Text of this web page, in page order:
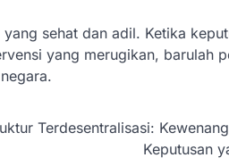
sehat dan adil. Ketika
yang merugikan, barulah
Terdesentralisasi:
Keputusan